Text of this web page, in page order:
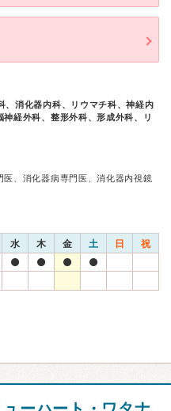
、消化器内科、リウマチ科、神経内
経外科、整形外科、形成外科、リ
、消化器病専門医、消化器内視鏡
水 木 金 土 日 祝